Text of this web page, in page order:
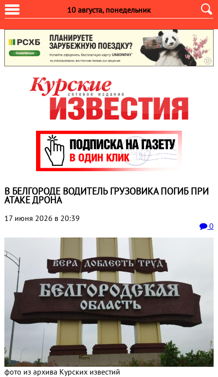
10 августа, понедельник
В БЕЛГОРОДЕ ВОДИТЕЛЬ ГРУЗОВИКА ПОГИБ ПРИ
АТАКЕ ДРОНА
17 июня 2026 в 20:39
0
фото из архива Курских известий